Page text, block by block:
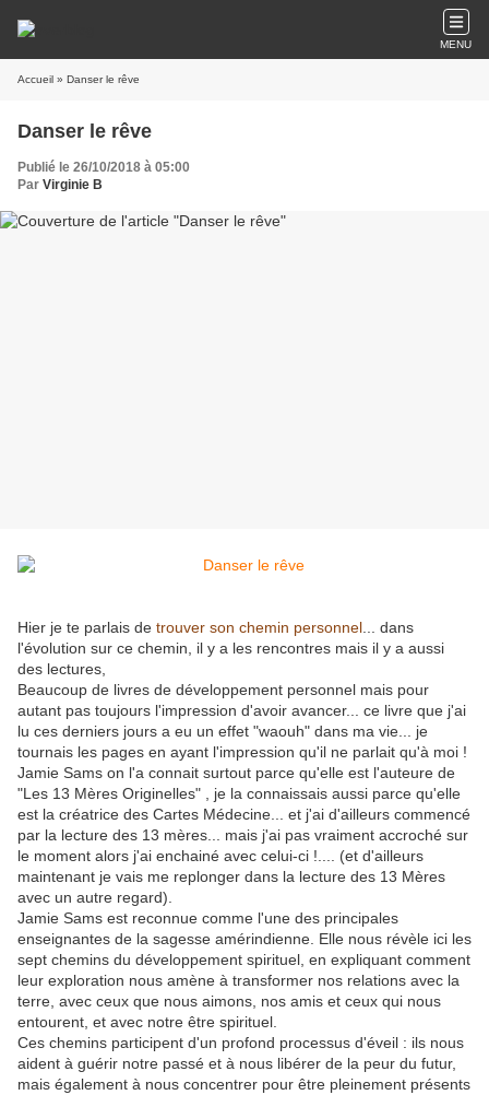
MENU
Accueil » Danser le rêve
Danser le rêve
Publié le 26/10/2018 à 05:00
Par Virginie B
Hier je te parlais de trouver son chemin personnel ... dans
l'évolution sur ce chemin, il y a les rencontres mais il y a aussi
des lectures,
Beaucoup de livres de développement personnel mais pour
autant pas toujours l'impression d'avoir avancer... ce livre que j'ai
lu ces derniers jours a eu un effet "waouh" dans ma vie... je
tournais les pages en ayant l'impression qu'il ne parlait qu'à moi !
Jamie Sams on l'a connait surtout parce qu'elle est l'auteure de
"Les 13 Mères Originelles" , je la connaissais aussi parce qu'elle
est la créatrice des Cartes Médecine... et j'ai d'ailleurs commencé
par la lecture des 13 mères... mais j'ai pas vraiment accroché sur
le moment alors j'ai enchainé avec celui-ci !.... (et d'ailleurs
maintenant je vais me replonger dans la lecture des 13 Mères
avec un autre regard).
Jamie Sams est reconnue comme l'une des principales
enseignantes de la sagesse amérindienne. Elle nous révèle ici les
sept chemins du développement spirituel, en expliquant comment
leur exploration nous amène à transformer nos relations avec la
terre, avec ceux que nous aimons, nos amis et ceux qui nous
entourent, et avec notre être spirituel.
Ces chemins participent d'un profond processus d'éveil : ils nous
aident à guérir notre passé et à nous libérer de la peur du futur,
mais également à nous concentrer pour être pleinement présents